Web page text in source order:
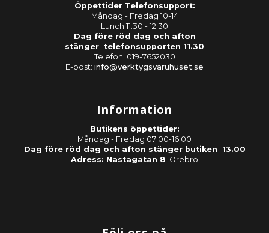
Öppettider Telefonsupport:
Måndag - Fredag 10-14
Lunch 11.30 - 12.30
Dag före röd dag och afton
stänger telefonsupporten 11.30
Telefon: 019-7652030
E-post: info@verktygsvaruhuset.se
Information
Butikens öppettider:
Måndag - Fredag 07:00-16:00
Dag före röd dag och afton stänger butiken 13.00
Adress: Nastagatan 8 Örebro